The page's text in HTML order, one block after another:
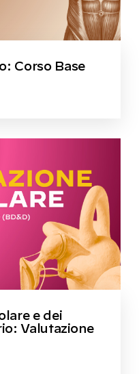
Corso Base
e dei
Valutazione